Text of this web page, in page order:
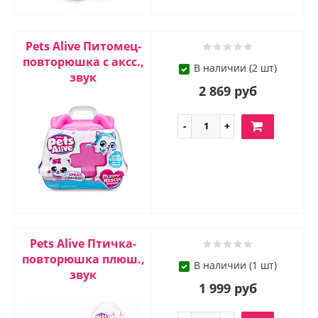
Pets Alive Питомец-
повторюшка с аксс.,
звук
В наличии (2 шт)
2 869 руб
Pets Alive Птичка-
повторюшка плюш.,
звук
В наличии (1 шт)
1 999 руб